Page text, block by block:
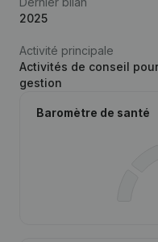
2025
Activité principale
Activités de conseil
gestion
Baromètre de santé